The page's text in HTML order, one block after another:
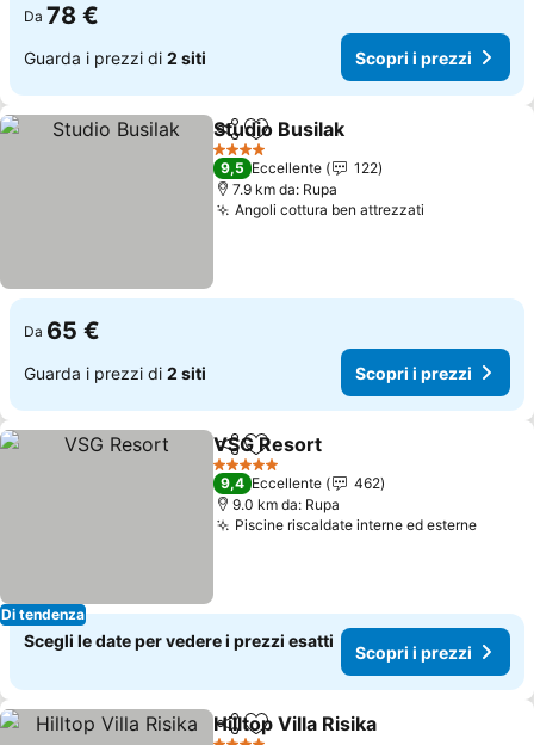
Da 78 €
Guarda i prezzi di 2 siti Scopri i prezzi
CondividiAggiungi ai preferiti
Studio Busilak
4 Stelle
9,5 Eccellente
122
7.9 km da: Rupa
Angoli cottura ben attrezzati
Da 65 €
Guarda i prezzi di 2 siti Scopri i prezzi
Di tendenza
CondividiAggiungi ai preferiti
VSG Resort
5 Stelle
9,4 Eccellente
462
9.0 km da: Rupa
Piscine riscaldate interne ed esterne
Scegli le date per vedere i prezzi esatti
Scopri i prezzi
CondividiAggiungi ai preferiti
Hilltop Villa Risika